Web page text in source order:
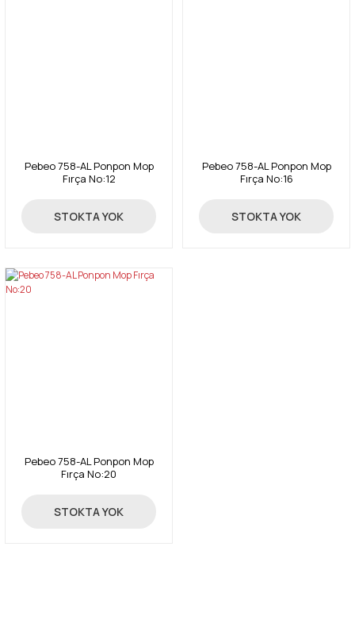
Pebeo 758-AL Ponpon Mop
Fırça No:12
267,00 TL
STOKTA YOK
Pebeo 758-AL Ponpon Mop
Fırça No:16
390,00 TL
STOKTA YOK
Pebeo 758-AL Ponpon Mop
Fırça No:20
540,00 TL
STOKTA YOK